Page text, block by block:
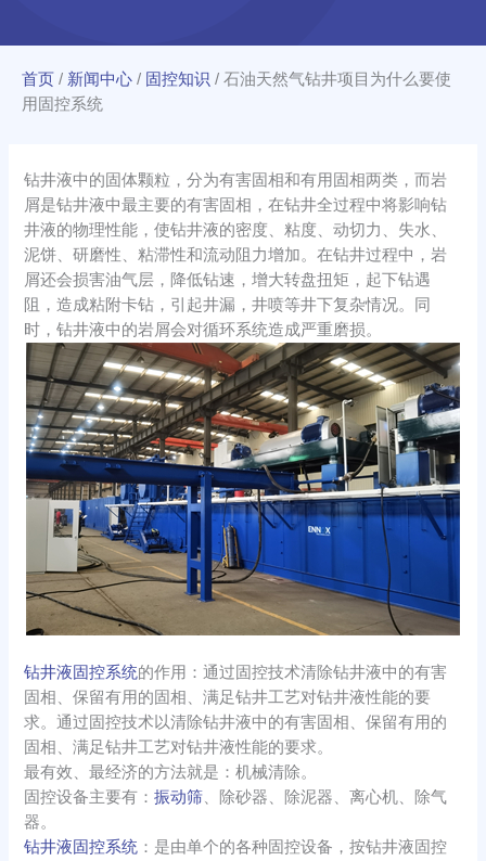
首页 / 新闻中心 / 固控知识 / 石油天然气钻井项目为什么要使
用固控系统
钻井液中的固体颗粒，分为有害固相和有用固相两类，而岩
屑是钻井液中最主要的有害固相，在钻井全过程中将影响钻
井液的物理性能，使钻井液的密度、粘度、动切力、失水、
泥饼、研磨性、粘滞性和流动阻力增加。在钻井过程中，岩
屑还会损害油气层，降低钻速，增大转盘扭矩，起下钻遇
阻，造成粘附卡钻，引起井漏，井喷等井下复杂情况。同
时，钻井液中的岩屑会对循环系统造成严重磨损。
钻井液固控系统的作用：通过固控技术清除钻井液中的有害
固相、保留有用的固相、满足钻井工艺对钻井液性能的要
求。通过固控技术以清除钻井液中的有害固相、保留有用的
固相、满足钻井工艺对钻井液性能的要求。
最有效、最经济的方法就是：机械清除。
固控设备主要有：振动筛 、除砂器、除泥器、离心机、除气
器。
钻井液固控系统 ：是由单个的各种固控设备，按钻井液固控